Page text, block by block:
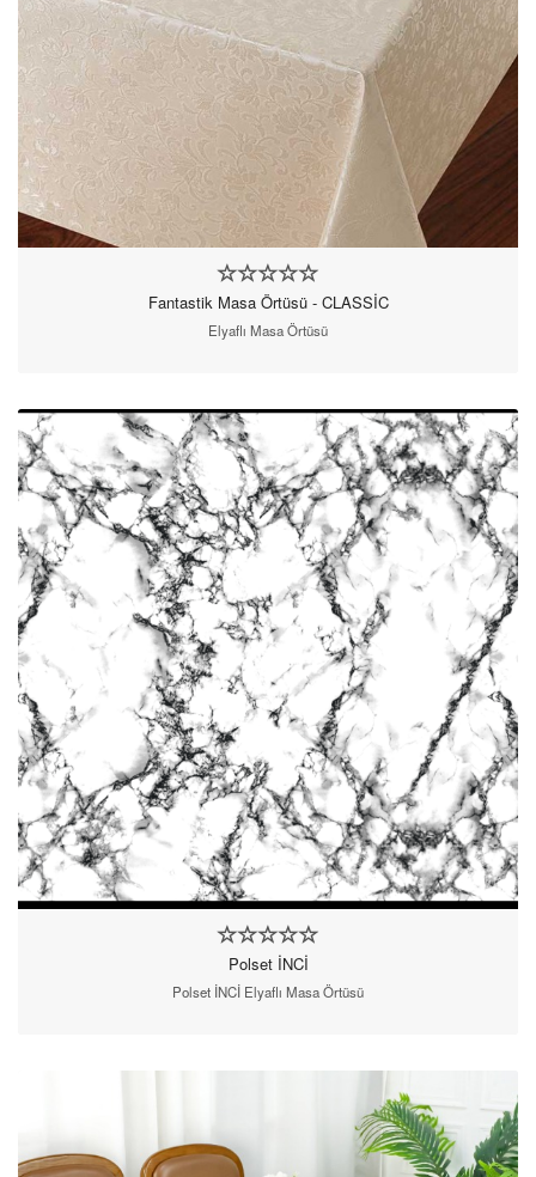
Fantastik Masa Örtüsü - CLASSİC
Elyaflı Masa Örtüsü
Polset İNCİ
Polset İNCİ Elyaflı Masa Örtüsü